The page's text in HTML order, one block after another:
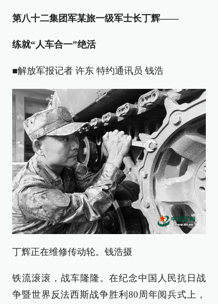
第八十二集团军某旅一级军士长丁辉——
练就“人车合一”绝活
■解放军报记者 许东 特约通讯员 钱浩
丁辉正在维修传动轮。钱浩摄
铁流滚滚，战车隆隆。在纪念中国人民抗日战
争暨世界反法西斯战争胜利80周年阅兵式上，